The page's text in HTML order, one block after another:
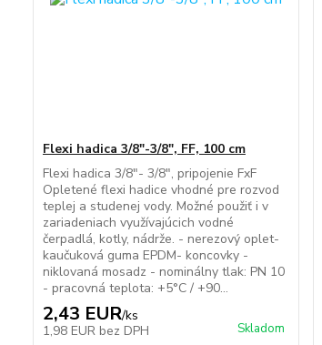
Flexi hadica 3/8"-3/8", FF, 100 cm
Flexi hadica 3/8"- 3/8", pripojenie FxF
Opletené flexi hadice vhodné pre rozvod
teplej a studenej vody. Možné použiť i v
zariadeniach využívajúcich vodné
čerpadlá, kotly, nádrže. - nerezový oplet-
kaučuková guma EPDM- koncovky -
niklovaná mosadz - nominálny tlak: PN 10
- pracovná teplota: +5°C / +90...
2,43 EUR/ks
1,98 EUR bez DPH Skladom